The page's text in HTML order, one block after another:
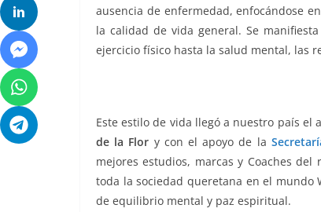
ausencia de enfermedad, enfocándose
la calidad de vida general. Se
ejercicio físico hasta la salud mental, las
Este estilo de vida llegó a nuestro país el
de la Flor y con el apoyo de la
mejores estudios, marcas y Coaches
toda la sociedad queretana en el mundo
de equilibrio mental y paz espiritual.